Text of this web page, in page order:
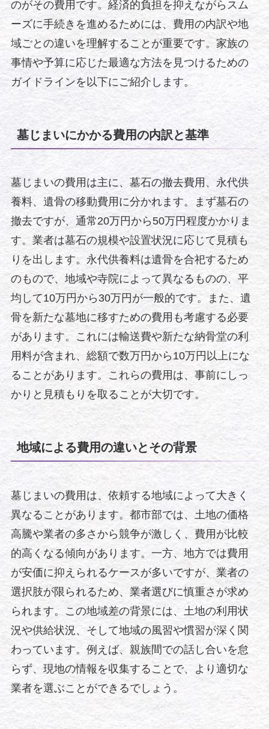
のがその費用です。経済的負担を抑えながらスム
ーズに手続きを進めるためには、費用の内訳や地
域ごとの違いを理解することが重要です。家族の
事情や予算に応じた最適な方法を見つけるための
ガイドラインを以下にご紹介します。
墓じまいにかかる費用の内訳と基準
墓じまいの費用は主に、墓石の撤去費用、永代供
養料、遺骨の移動費用に分かれます。まず墓石の
撤去ですが、通常20万円から50万円程度かかりま
す。業者は墓石の規模や設置状況に応じて見積も
りを出します。永代供養料は遺骨を合祀するため
のもので、地域や寺院によって異なるものの、平
均して10万円から30万円が一般的です。また、遺
骨を新たな墓地に移すための費用も考慮する必要
があります。これには輸送費や新たな納骨堂の利
用料が含まれ、総額で数万円から10万円以上にな
ることがあります。これらの費用は、事前にしっ
かりと見積もりを取ることが大切です。
地域による費用の違いとその背景
墓じまいの費用は、依頼する地域によって大きく
異なることがあります。都市部では、土地の価格
高騰や業者の多さから競争が激しく、費用が比較
的高くなる傾向があります。一方、地方では費用
が安価に抑えられるケースが多いですが、業者の
選択肢が限られるため、業者選びに慎重さが求め
られます。この地域差の背景には、土地の利用状
況や供給状況、そして地域の風習や慣習が深く関
わっています。例えば、親族間での話し合いを怠
らず、現地の情報を収集することで、より適切な
業者を選ぶことができるでしょう。